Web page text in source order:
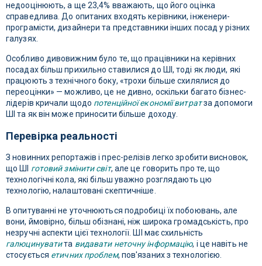
недооцінюють, а ще 23,4% вважають, що його оцінка
справедлива. До опитаних входять керівники, інженери-
програмісти, дизайнери та представники інших посад у різних
галузях.
Особливо дивовижним було те, що працівники на керівних
посадах більш прихильно ставилися до ШІ, тоді як люди, які
працюють з технічного боку, «трохи більше схилялися до
переоцінки» — можливо, це не дивно, оскільки багато бізнес-
лідерів кричали щодо потенційної економії витратза допомоги
ШІ та як він може приносити більше доходу.
Перевірка реальності
З новинних репортажів і прес-релізів легко зробити висновок,
що ШІ готовий змінити світ, але це говорить про те, що
технологічні кола, які більш уважно розглядають цю
технологію, налаштовані скептичніше.
В опитуванні не уточнюються подробиці їх побоювань, але
вони, ймовірно, більш обізнані, ніж широка громадськість, про
незручні аспекти цієї технології. ШІ має схильність
галюцинуватита видавати неточну інформацію, і це навіть не
стосується етичних проблем, пов'язаних з технологією.